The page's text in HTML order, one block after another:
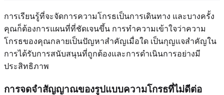
การเรียนรู้ที่จะจัดการความโกรธเป็นการเดินทาง และบางครั้ง
คุณก็ต้องการแผนที่ที่ชัดเจนขึ้น การทำความเข้าใจว่าความ
โกรธของคุณกลายเป็นปัญหาสำคัญเมื่อใด เป็นกุญแจสำคัญใน
การได้รับการสนับสนุนที่ถูกต้องและการดำเนินการอย่างมี
ประสิทธิภาพ
การจดจำสัญญาณของรูปแบบความโกรธที่ไม่ดีต่อ